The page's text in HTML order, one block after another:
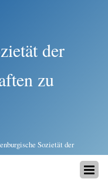
der
zu
Sozietät der